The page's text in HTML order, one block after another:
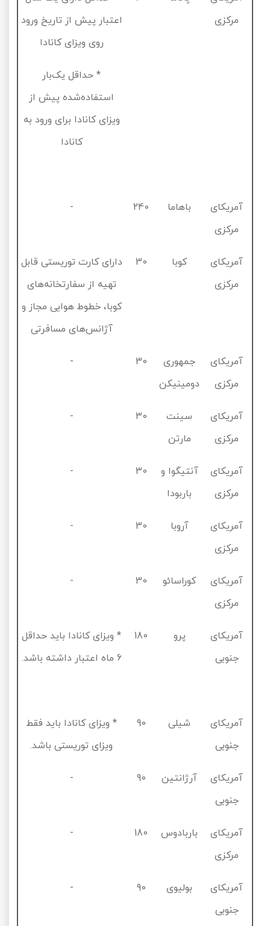
مرکزی
اعتبار پیش از تاریخ ورود
روی ویزای کانادا
* حداقل یک‌بار
استفاده‌شده پیش از
ویزای کانادا برای ورود به
کانادا
آمریکای
مرکزی
باهاما 240
آمریکای
مرکزی
کوبا 30
دارای کارت توریستی قابل
تهیه از سفارتخانه‌های
کوبا، خطوط هوایی مجاز و
آژانس‌های مسافرتی
آمریکای
مرکزی
جمهوری
دومینیکن
30
آمریکای
مرکزی
سینت
مارتن
30
آمریکای
مرکزی
آنتیگوا و
باربودا
30
آمریکای
مرکزی
آروبا 30
آمریکای
مرکزی
کوراسائو 30
آمریکای
جنوبی
پرو 180
* ویزای کانادا باید حداقل
ماه اعتبار داشته باشد.
آمریکای
جنوبی
شیلی
* ویزای کانادا باید فقط
ویزای توریستی باشد.
آمریکای
جنوبی
آرژانتین
آمریکای
مرکزی
باربادوس 180
آمریکای
جنوبی
بولیوی